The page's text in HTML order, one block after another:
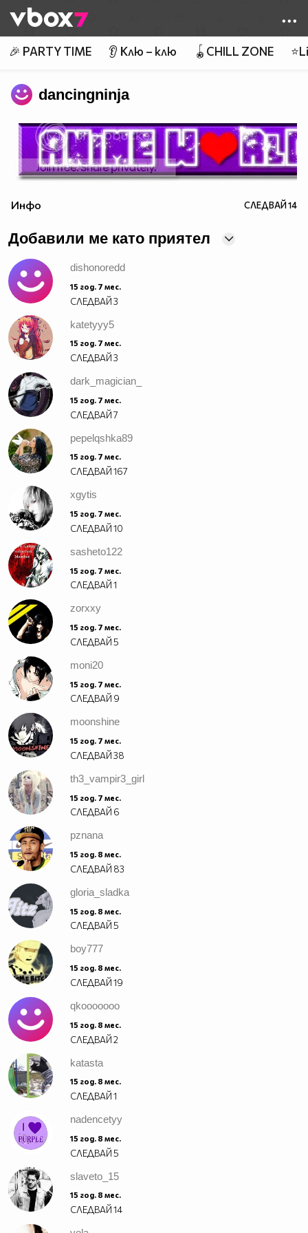
👾
🎉 PARTY TIME 👂 Клю – клю 🪀CHILL ZONE
dancingninja
Инфо СЛЕДВАЙ14
Добавили ме като приятел
dishonoredd
15 год. 7 мес.
СЛЕДВАЙ3
katetyyy5
15 год. 7 мес.
СЛЕДВАЙ3
dark_magician_
15 год. 7 мес.
СЛЕДВАЙ7
pepelqshka89
15 год. 7 мес.
СЛЕДВАЙ167
xgytis
15 год. 7 мес.
СЛЕДВАЙ10
sasheto122
15 год. 7 мес.
СЛЕДВАЙ1
zorxxy
15 год. 7 мес.
СЛЕДВАЙ5
moni20
15 год. 7 мес.
СЛЕДВАЙ 9
moonshine
15 год. 7 мес.
СЛЕДВАЙ38
th3_vampir3_girl
15 год. 7 мес.
СЛЕДВАЙ 6
pznana
15 год. 8 мес.
СЛЕДВАЙ 83
gloria_sladka
15 год. 8 мес.
СЛЕДВАЙ5
boy777
15 год. 8 мес.
СЛЕДВАЙ19
qkooooooo
15 год. 8 мес.
СЛЕДВАЙ2
katasta
15 год. 8 мес.
СЛЕДВАЙ1
nadencetyy
15 год. 8 мес.
СЛЕДВАЙ5
slaveto_15
15 год. 8 мес.
СЛЕДВАЙ14